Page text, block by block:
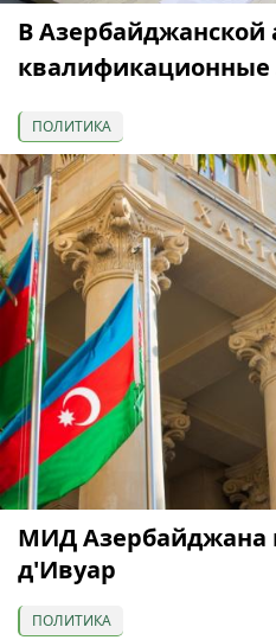
В Азербайджанской
квалификационные
ПОЛИТИКА
МИД Азербайджана
д'Ивуар
ПОЛИТИКА